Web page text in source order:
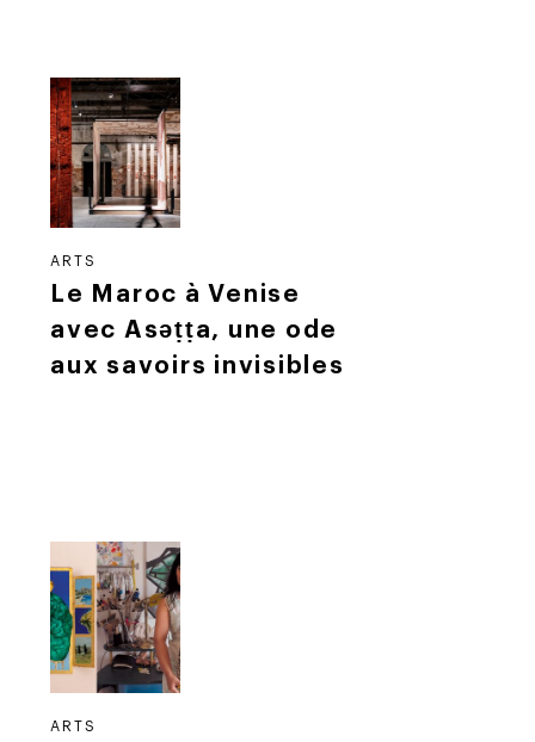
ARTS
Le Maroc à Venise
avec Asǝṭṭa, une ode
aux savoirs invisibles
ARTS